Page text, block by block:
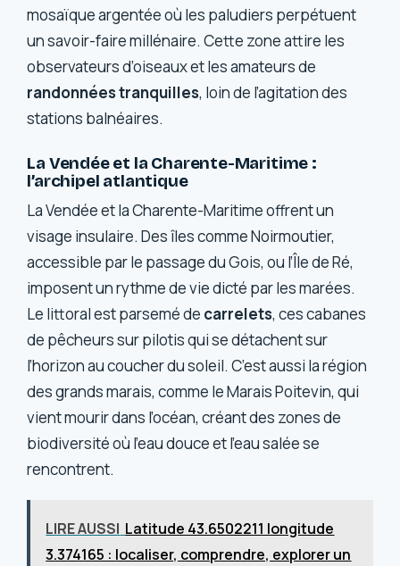
mosaïque argentée où les paludiers perpétuent
un savoir-faire millénaire. Cette zone attire les
observateurs d’oiseaux et les amateurs de
randonnées tranquilles, loin de l’agitation des
stations balnéaires.
La Vendée et la Charente-Maritime :
l’archipel atlantique
La Vendée et la Charente-Maritime offrent un
visage insulaire. Des îles comme Noirmoutier,
accessible par le passage du Gois, ou l’Île de Ré,
imposent un rythme de vie dicté par les marées.
Le littoral est parsemé de carrelets, ces cabanes
de pêcheurs sur pilotis qui se détachent sur
l’horizon au coucher du soleil. C’est aussi la région
des grands marais, comme le Marais Poitevin, qui
vient mourir dans l’océan, créant des zones de
biodiversité où l’eau douce et l’eau salée se
rencontrent.
LIRE AUSSI Latitude 43.6502211 longitude
3.374165 : localiser, comprendre, explorer un